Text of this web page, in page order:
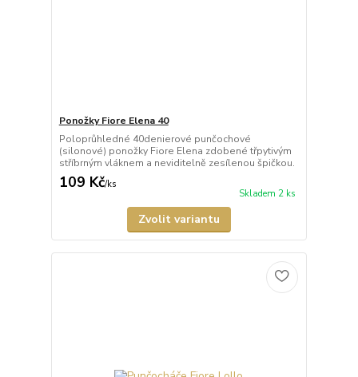
Ponožky Fiore Elena 40
Poloprůhledné 40denierové punčochové
(silonové) ponožky Fiore Elena zdobené třpytivým
stříbrným vláknem a neviditelně zesílenou špičkou.
109 Kč/ks
Skladem 2 ks
Zvolit variantu